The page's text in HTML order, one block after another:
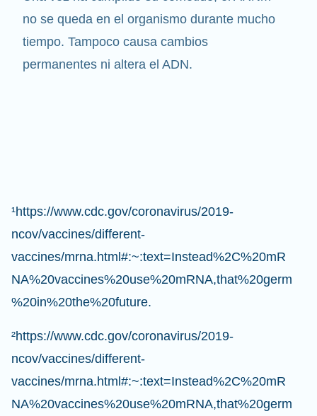
no se queda en el organismo durante mucho
tiempo. Tampoco causa cambios
permanentes ni altera el ADN.
¹https://www.cdc.gov/coronavirus/2019-
ncov/vaccines/different-
vaccines/mrna.html#:~:text=Instead%2C%20mR
NA%20vaccines%20use%20mRNA,that%20germ
%20in%20the%20future.
²https://www.cdc.gov/coronavirus/2019-
ncov/vaccines/different-
vaccines/mrna.html#:~:text=Instead%2C%20mR
NA%20vaccines%20use%20mRNA,that%20germ